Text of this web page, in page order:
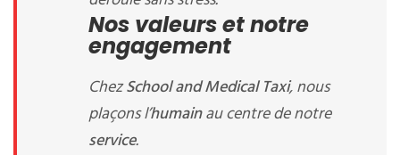
Nos valeurs et notre
engagement
ChezSchool and Medical Taxi, nous
plaçons l’humainau centre de notre
service.